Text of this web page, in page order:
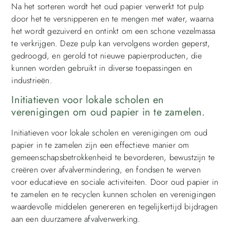
Na het sorteren wordt het oud papier verwerkt tot pulp
door het te versnipperen en te mengen met water, waarna
het wordt gezuiverd en ontinkt om een schone vezelmassa
te verkrijgen. Deze pulp kan vervolgens worden geperst,
gedroogd, en gerold tot nieuwe papierproducten, die
kunnen worden gebruikt in diverse toepassingen en
industrieën.
Initiatieven voor lokale scholen en
verenigingen om oud papier in te zamelen.
Initiatieven voor lokale scholen en verenigingen om oud
papier in te zamelen zijn een effectieve manier om
gemeenschapsbetrokkenheid te bevorderen, bewustzijn te
creëren over afvalvermindering, en fondsen te werven
voor educatieve en sociale activiteiten. Door oud papier in
te zamelen en te recyclen kunnen scholen en verenigingen
waardevolle middelen genereren en tegelijkertijd bijdragen
aan een duurzamere afvalverwerking.